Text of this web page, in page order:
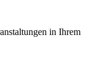
in Ihrem